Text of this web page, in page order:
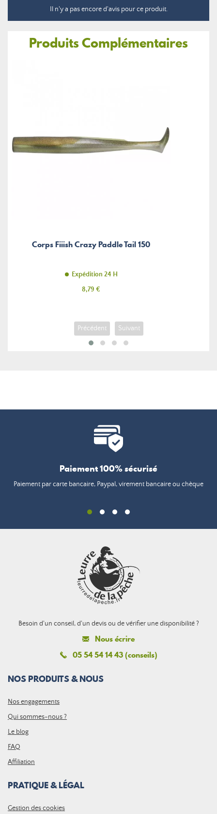
Il n'y a pas encore d'avis pour ce produit.
Produits Complémentaires
Corps Fiiish Crazy Paddle Tail 150
Expédition 24 H
Prix
8,79 €
Précédent Suivant
Paiement 100% sécurisé
Paiement par carte bancaire, Paypal, virement bancaire ou chèque
Besoin d'un conseil, d'un devis ou de vérifier une disponibilité ?
Nous écrire
05 54 54 14 43 (conseils)
NOS PRODUITS & NOUS
Nos engagements
Qui sommes-nous ?
Le blog
FAQ
Affiliation
PRATIQUE & LÉGAL
Gestion des cookies